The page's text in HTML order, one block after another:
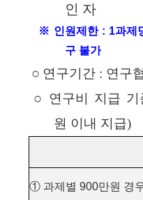
인 자
※ 인원제한 : 1과제
구 불가
○ 연구기간 : 연구
○ 연구비 지급 기
원 이내 지급)
① 과제별900만원 경